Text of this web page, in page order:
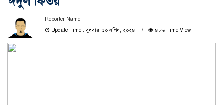
Reporter Name
Update Time : বুধবার, ১০ এপ্রিল, ২০২৪
৪৮৬ Time View